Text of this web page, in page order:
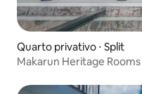
Quarto privativo ⋅ Split
Makarun Heritage